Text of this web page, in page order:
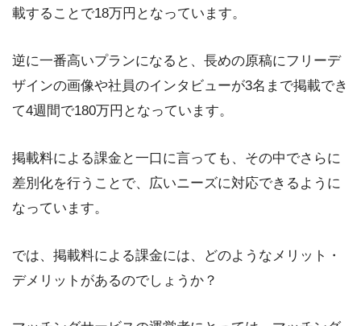
載することで18万円となっています。
逆に一番高いプランになると、長めの原稿にフリーデ
ザインの画像や社員のインタビューが3名まで掲載でき
て4週間で180万円となっています。
掲載料による課金と一口に言っても、その中でさらに
差別化を行うことで、広いニーズに対応できるように
なっています。
では、掲載料による課金には、どのようなメリット・
デメリットがあるのでしょうか？